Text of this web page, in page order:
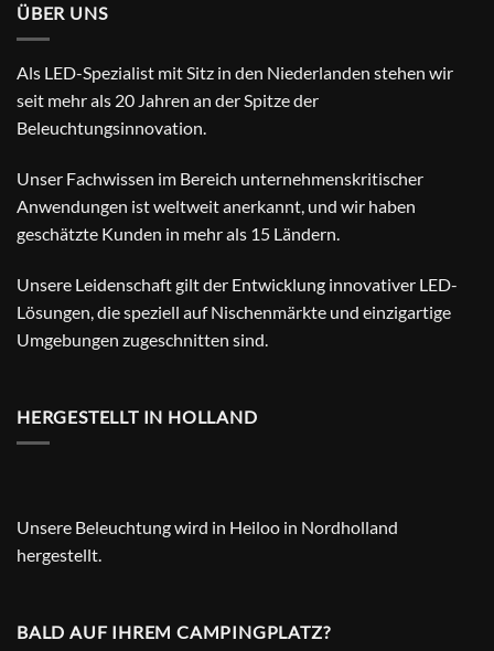
ÜBER UNS
Als LED-Spezialist mit Sitz in den Niederlanden stehen wir
seit mehr als 20 Jahren an der Spitze der
Beleuchtungsinnovation.
Unser Fachwissen im Bereich unternehmenskritischer
Anwendungen ist weltweit anerkannt, und wir haben
geschätzte Kunden in mehr als 15 Ländern.
Unsere Leidenschaft gilt der Entwicklung innovativer LED-
Lösungen, die speziell auf Nischenmärkte und einzigartige
Umgebungen zugeschnitten sind.
HERGESTELLT IN HOLLAND
Unsere Beleuchtung wird in Heiloo in Nordholland
hergestellt.
BALD AUF IHREM CAMPINGPLATZ?